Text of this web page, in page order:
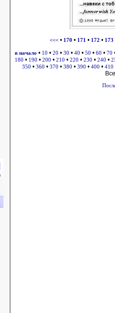
<<<• 170 • 171 • 172 • 173
в начало • 10 • 20 • 30 • 40 • 50 • 60 • 70
180 • 190 • 200 • 210 • 220 • 230 • 240 •
350 • 360 • 370 • 380 • 390 • 400 • 410